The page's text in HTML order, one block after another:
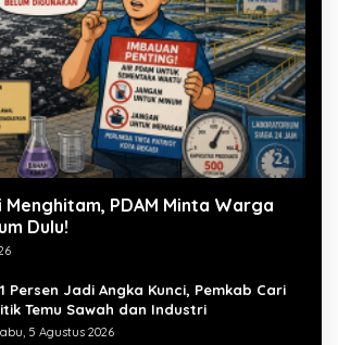
Menghitam, PDAM Minta Warga
Dulu!
Persen Jadi Angka Kunci, Pemkab Cari
Temu Sawah dan Industri
5 Agustus 2026